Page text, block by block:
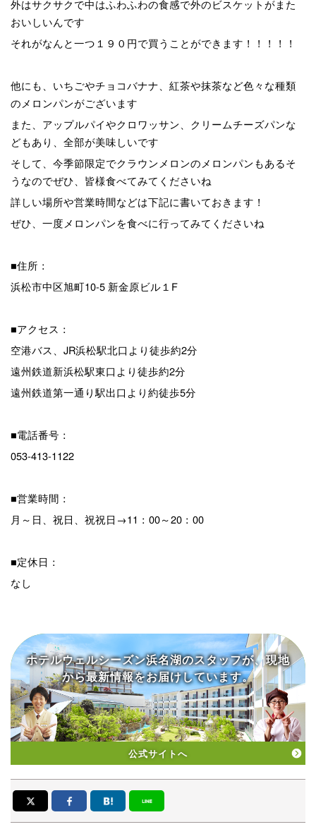
外はサクサクで中はふわふわの食感で外のビスケットがまた
おいしいんです
それがなんと一つ１９０円で買うことができます！！！！！
他にも、いちごやチョコバナナ、紅茶や抹茶など色々な種類
のメロンパンがございます
また、アップルパイやクロワッサン、クリームチーズパンな
どもあり、全部が美味しいです
そして、今季節限定でクラウンメロンのメロンパンもあるそ
うなのでぜひ、皆様食べてみてくださいね
詳しい場所や営業時間などは下記に書いておきます！
ぜひ、一度メロンパンを食べに行ってみてくださいね
■住所：
浜松市中区旭町10-5 新金原ビル１F
■アクセス：
空港バス、JR浜松駅北口より徒歩約2分
遠州鉄道新浜松駅東口より徒歩約2分
遠州鉄道第一通り駅出口より約徒歩5分
■電話番号：
053-413-1122
■営業時間：
月～日、祝日、祝祝日→11：00～20：00
■定休日：
なし
ホテルウェルシーズン浜名湖のスタッフが、現地
から最新情報をお届けしています。
公式サイトへ